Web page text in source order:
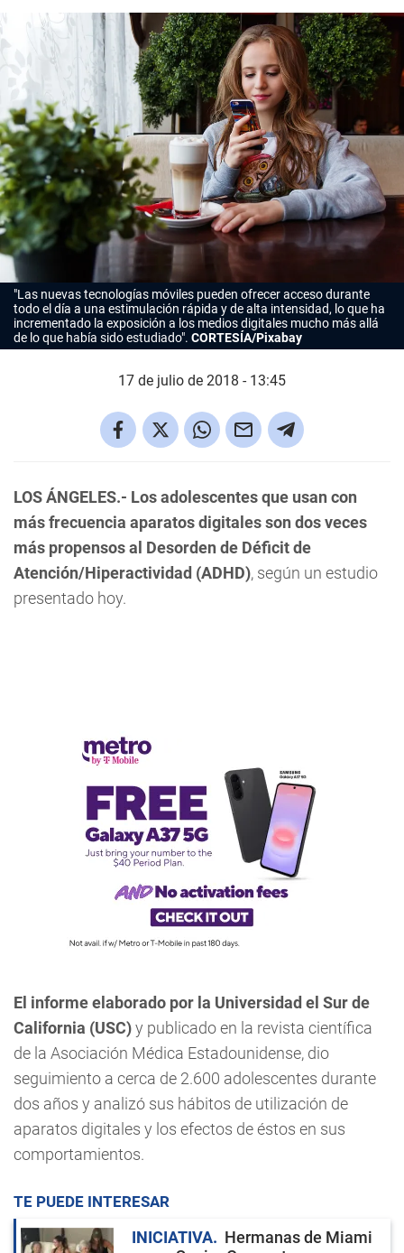
"Las nuevas tecnologías móviles pueden ofrecer acceso durante
todo el día a una estimulación rápida y de alta intensidad, lo que ha
incrementado la exposición a los medios digitales mucho más allá
de lo que había sido estudiado". CORTESÍA/Pixabay
17 de julio de 2018 - 13:45
LOS ÁNGELES.- Los adolescentes que usan con
más frecuencia aparatos digitales son dos veces
más propensos al Desorden de Déficit de
Atención/Hiperactividad (ADHD), según un estudio
presentado hoy.
El informe elaborado por la Universidad el Sur de
California (USC)y publicado en la revista científica
de la Asociación Médica Estadounidense, dio
seguimiento a cerca de 2.600 adolescentes durante
dos años y analizó sus hábitos de utilización de
aparatos digitales y los efectos de éstos en sus
comportamientos.
TE PUEDE INTERESAR
INICIATIVA
Hermanas de Miami